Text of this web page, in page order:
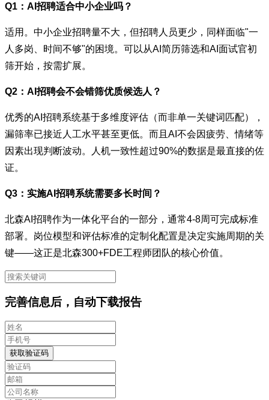
Q1：AI招聘适合中小企业吗？
适用。中小企业招聘量不大，但招聘人员更少，同样面临"一
人多岗、时间不够"的困境。可以从AI简历筛选和AI面试官初
筛开始，按需扩展。
Q2：AI招聘会不会错筛优质候选人？
优秀的AI招聘系统基于多维度评估（而非单一关键词匹配），
漏筛率已接近人工水平甚至更低。而且AI不会因疲劳、情绪等
因素出现判断波动。人机一致性超过90%的数据是最直接的佐
证。
Q3：实施AI招聘系统需要多长时间？
北森AI招聘作为一体化平台的一部分，通常4-8周可完成标准
部署。岗位模型和评估标准的定制化配置是决定实施周期的关
键——这正是北森300+FDE工程师团队的核心价值。
完善信息后，自动下载报告
获取验证码